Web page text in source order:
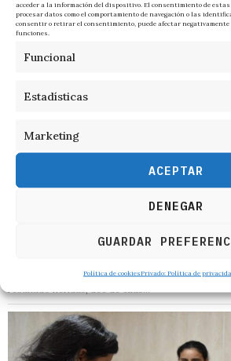
acceder a la información del dispositivo. El consentimiento de
procesar datos como el comportamiento de navegación o las
consentir o retirar el consentimiento, puede afectar
funciones.
Funcional
Estadísticas
Marketing
ACEPTAR
DENEGAR
GUARDAR
Política de cookiesPrivado: Política de
tiroteo en un colegio de Tailandia
de un disparo Al menos seis personas han muerto